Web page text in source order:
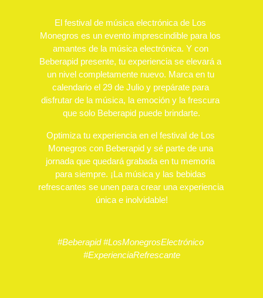
El festival de música electrónica de Los
Monegros es un evento imprescindible para los
amantes de la música electrónica. Y con
Beberapid presente, tu experiencia se elevará a
un nivel completamente nuevo. Marca en tu
calendario el 29 de Julio y prepárate para
disfrutar de la música, la emoción y la frescura
que solo Beberapid puede brindarte.
Optimiza tu experiencia en el festival de Los
Monegros con Beberapid y sé parte de una
jornada que quedará grabada en tu memoria
para siempre. ¡La música y las bebidas
refrescantes se unen para crear una experiencia
única e inolvidable!
#Beberapid #LosMonegrosElectrónico
#ExperienciaRefrescante